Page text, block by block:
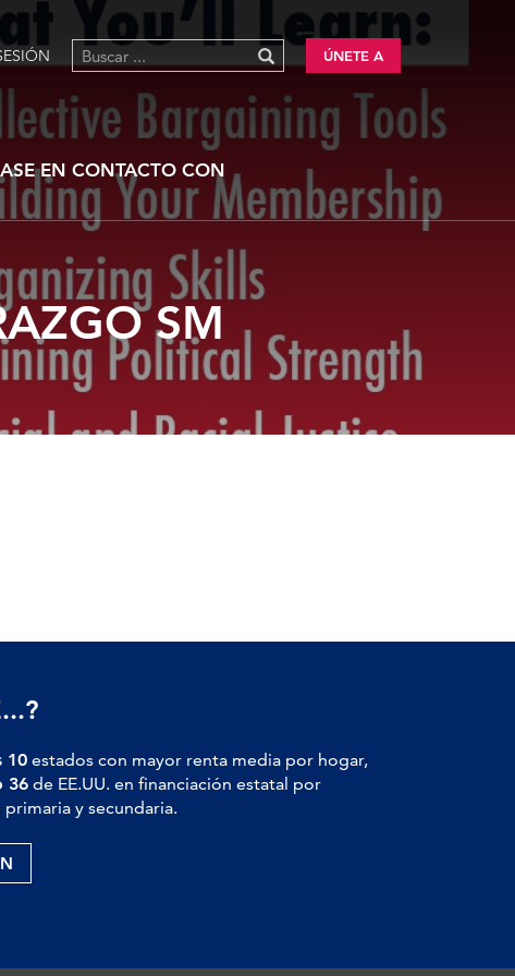
ÚNETE A
EN CONTACTO CON
SM
10 estados con mayor renta media por hogar,
36 de EE.UU. en financiación estatal por
y secundaria.